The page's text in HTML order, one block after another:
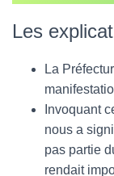
Les
La
Invoquant
nous a
pas partie
rendait